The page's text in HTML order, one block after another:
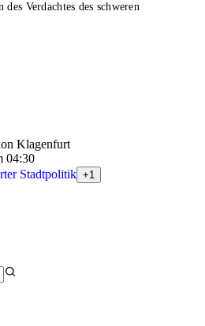
Verdachtes des schweren
Klagenfurt
04:30
Stadtpolitik +1